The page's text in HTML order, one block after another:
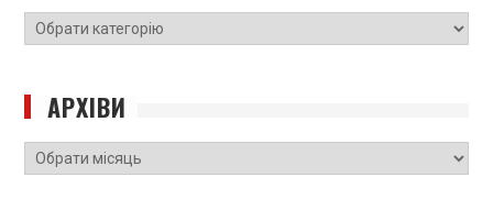
РОЗДІЛИ
САЙТУ
АРХІВИ
Архіви